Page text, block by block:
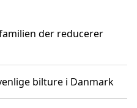
der reducerer
bilture i Danmark